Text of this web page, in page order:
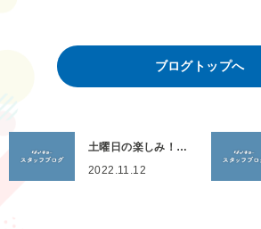
ブログトップへ
土曜日の楽しみ！…
2022.11.12